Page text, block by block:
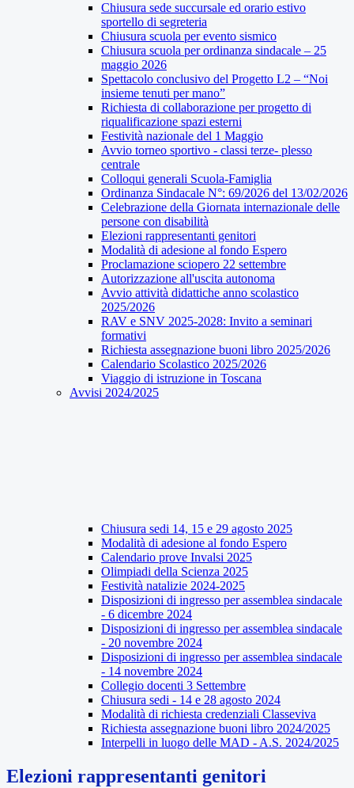
Chiusura sede succursale ed orario estivo
sportello di segreteria
Chiusura scuola per evento sismico
Chiusura scuola per ordinanza sindacale – 25
maggio 2026
Spettacolo conclusivo del Progetto L2 – “Noi
insieme tenuti per mano”
Richiesta di collaborazione per progetto di
riqualificazione spazi esterni
Festività nazionale del 1 Maggio
Avvio torneo sportivo - classi terze- plesso
centrale
Colloqui generali Scuola-Famiglia
Ordinanza Sindacale N°: 69/2026 del 13/02/2026
Celebrazione della Giornata internazionale delle
persone con disabilità
Elezioni rappresentanti genitori
Modalità di adesione al fondo Espero
Proclamazione sciopero 22 settembre
Autorizzazione all'uscita autonoma
Avvio attività didattiche anno scolastico
2025/2026
RAV e SNV 2025-2028: Invito a seminari
formativi
Richiesta assegnazione buoni libro 2025/2026
Calendario Scolastico 2025/2026
Viaggio di istruzione in Toscana
Avvisi 2024/2025
Chiusura sedi 14, 15 e 29 agosto 2025
Modalità di adesione al fondo Espero
Calendario prove Invalsi 2025
Olimpiadi della Scienza 2025
Festività natalizie 2024-2025
Disposizioni di ingresso per assemblea sindacale
- 6 dicembre 2024
Disposizioni di ingresso per assemblea sindacale
- 20 novembre 2024
Disposizioni di ingresso per assemblea sindacale
- 14 novembre 2024
Collegio docenti 3 Settembre
Chiusura sedi - 14 e 28 agosto 2024
Modalità di richiesta credenziali Classeviva
Richiesta assegnazione buoni libro 2024/2025
Interpelli in luogo delle MAD - A.S. 2024/2025
Elezioni rappresentanti genitori